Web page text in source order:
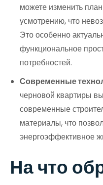
можете изменить
усмотрению, что
Это особенно
функциональное
потребностей.
Современные
черновой квартиры
современные
материалы, что
энергоэффективное
На что